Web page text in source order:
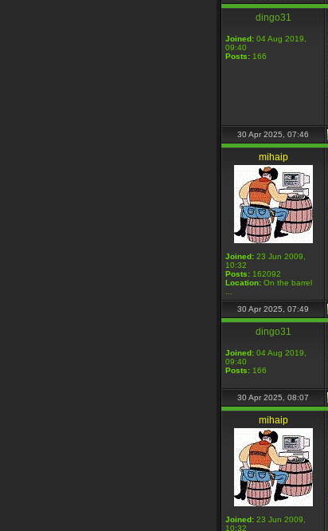
dingo31
Joined: 04 Aug 2019,
09:40
Posts: 166
30 Apr 2025, 07:46
mihaip
Joined: 23 Jun 2009,
10:32
Posts: 162092
Location: On the barrel
30 Apr 2025, 07:49
dingo31
Joined: 04 Aug 2019,
09:40
Posts: 166
30 Apr 2025, 08:07
mihaip
Joined: 23 Jun 2009,
10:32